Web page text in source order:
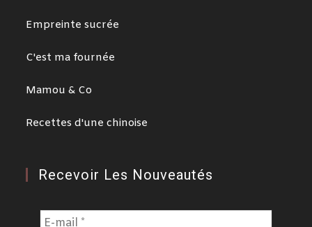
Empreinte sucrée
C'est ma fournée
Mamou & Co
Recettes d'une chinoise
Recevoir Les Nouveautés